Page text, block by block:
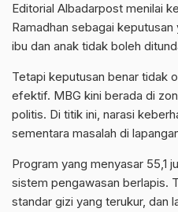
Editorial Albadarpost menilai
Ramadhan sebagai keputusan
ibu dan anak tidak boleh
Tetapi keputusan benar tidak
efektif. MBG kini berada di
politis. Di titik ini, narasi
sementara masalah di
Program yang menyasar 55,1
sistem pengawasan berlapis.
standar gizi yang terukur, dan